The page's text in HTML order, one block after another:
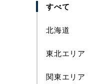
すべて
北海道
東北エリア
関東エリア